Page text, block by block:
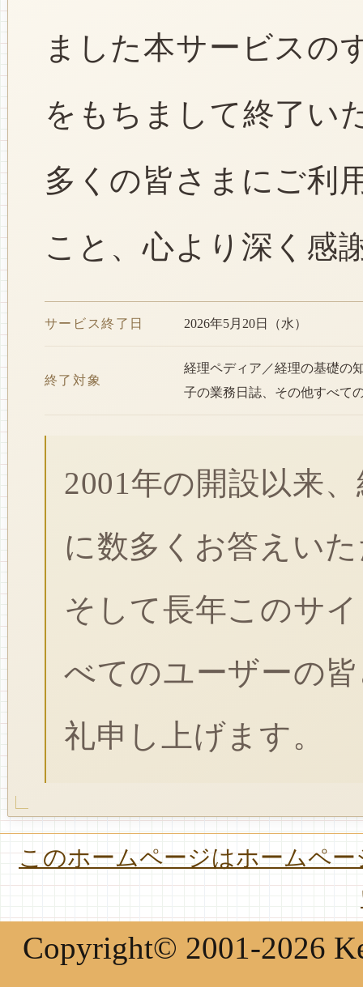
ました本サービスの
をもちまして終了い
多くの皆さまにご利
こと、心より深く感
サービス終了日 2026年5月20日（水）
終了対象
経理ペディア／経理の基礎の
子の業務日誌、その他すべて
2001年の開設以来
に数多くお答えい
そして長年このサ
べてのユーザーの
礼申し上げます。
このホームページはホームペ
Copyright© 2001-2026